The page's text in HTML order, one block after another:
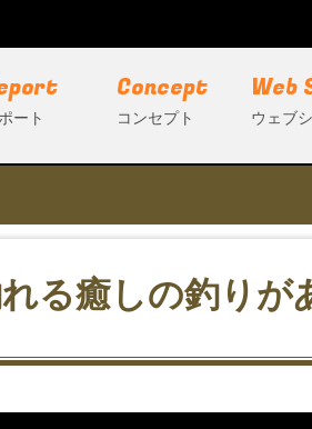
ート
Concept
コンセプト
Web
ウェブ
る癒しの釣り